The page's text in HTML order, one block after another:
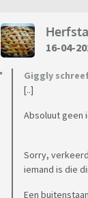
16-04-
Giggly
[..]
Absoluut geen
Sorry,
iemand is die
Een